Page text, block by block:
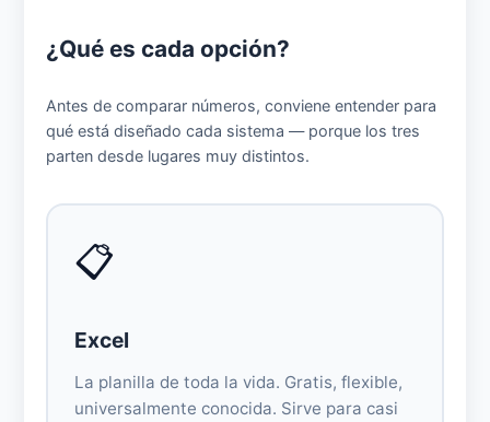
¿Qué es cada opción?
Antes de comparar números, conviene entender para
qué está diseñado cada sistema — porque los tres
parten desde lugares muy distintos.
📋
Excel
La planilla de toda la vida. Gratis, flexible,
universalmente conocida. Sirve para casi